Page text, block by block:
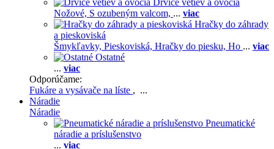
Drviče vetiev a ovocia
Nožové, S ozubeným valcom, ... viac
Hračky do záhrady
a pieskoviská
Šmykľavky, Pieskoviská, Hračky do piesku, Ho ... viac
Ostatné
... viac
Odporúčame:
Fukáre a vysávače na líste , ...
Náradie
Náradie
Pneumatické
náradie a príslušenstvo
... viac